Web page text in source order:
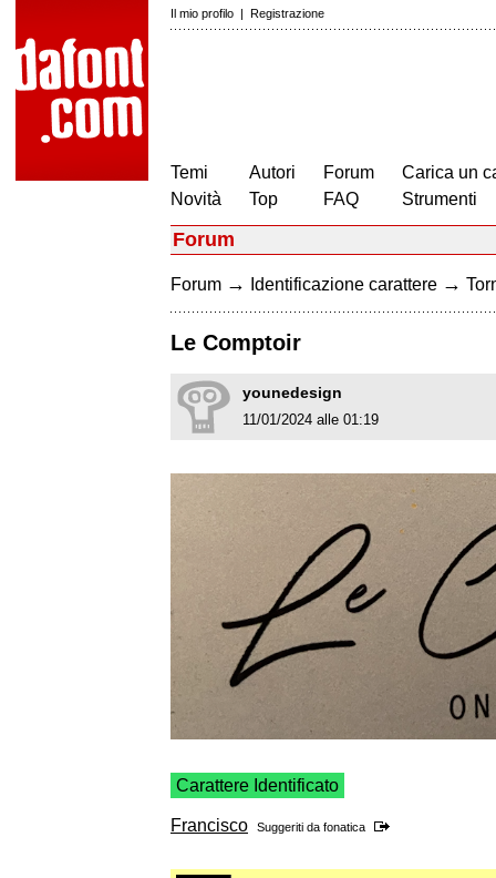
Il mio profilo | Registrazione
Temi
Novità
Autori
Top
Forum
FAQ
Carica un
Strumenti
Forum
Forum → Identificazione carattere →
Le Comptoir
younedesign
11/01/2024 alle 01:19
Carattere Identificato
Francisco Suggeriti da fonatica